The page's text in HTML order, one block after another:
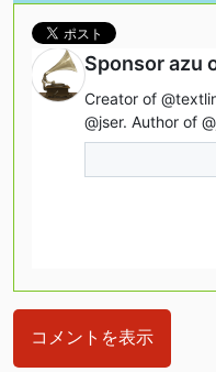
コメントを表示